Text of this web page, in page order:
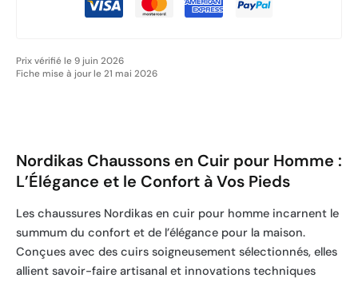
Prix vérifié le 9 juin 2026
Fiche mise à jour le 21 mai 2026
Nordikas Chaussons en Cuir pour Homme :
L’Élégance et le Confort à Vos Pieds
Les chaussures Nordikas en cuir pour homme incarnent le
summum du confort et de l’élégance pour la maison.
Conçues avec des cuirs soigneusement sélectionnés, elles
allient savoir-faire artisanal et innovations techniques